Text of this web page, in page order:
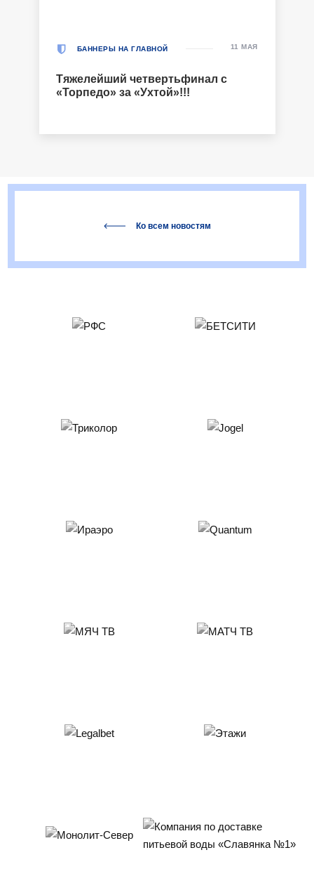
БАННЕРЫ НА ГЛАВНОЙ
Тяжелейший четвертьфинал с
«Торпедо» за «Ухтой»!!!
11 МАЯ
Ко всем новостям